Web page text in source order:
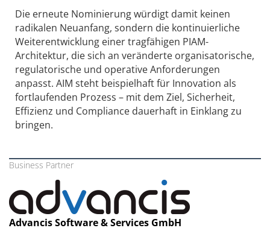
Die erneute Nominierung würdigt damit keinen
radikalen Neuanfang, sondern die kontinuierliche
Weiterentwicklung einer tragfähigen PIAM-
Architektur, die sich an veränderte organisatorische,
regulatorische und operative Anforderungen
anpasst. AIM steht beispielhaft für Innovation als
fortlaufenden Prozess – mit dem Ziel, Sicherheit,
Effizienz und Compliance dauerhaft in Einklang zu
bringen.
Business Partner
Advancis Software & Services GmbH